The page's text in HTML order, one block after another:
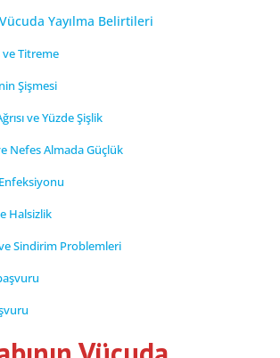
Yayılma Belirtileri
ve Titreme
Şişmesi
ve Yüzde Şişlik
Nefes Almada Güçlük
Halsizlik
ve Sindirim Problemleri